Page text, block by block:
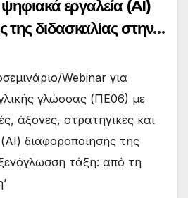
ψηφιακά εργαλεία (AI)
της διδασκαλίας στην
από τη θεωρία στην
Webinar για
γλώσσας (ΠΕ06) με
άξονες, στρατηγικές και
διαφοροποίησης της
τάξη: από τη